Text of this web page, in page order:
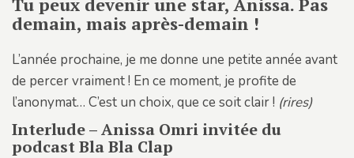
demain, mais après-demain !
L’année prochaine, je me donne une petite année avant
de percer vraiment ! En ce moment, je profite de
l’anonymat… C’est un choix, que ce soit clair ! (rires)
Interlude – Anissa Omri invitée du
podcast Bla Bla Clap